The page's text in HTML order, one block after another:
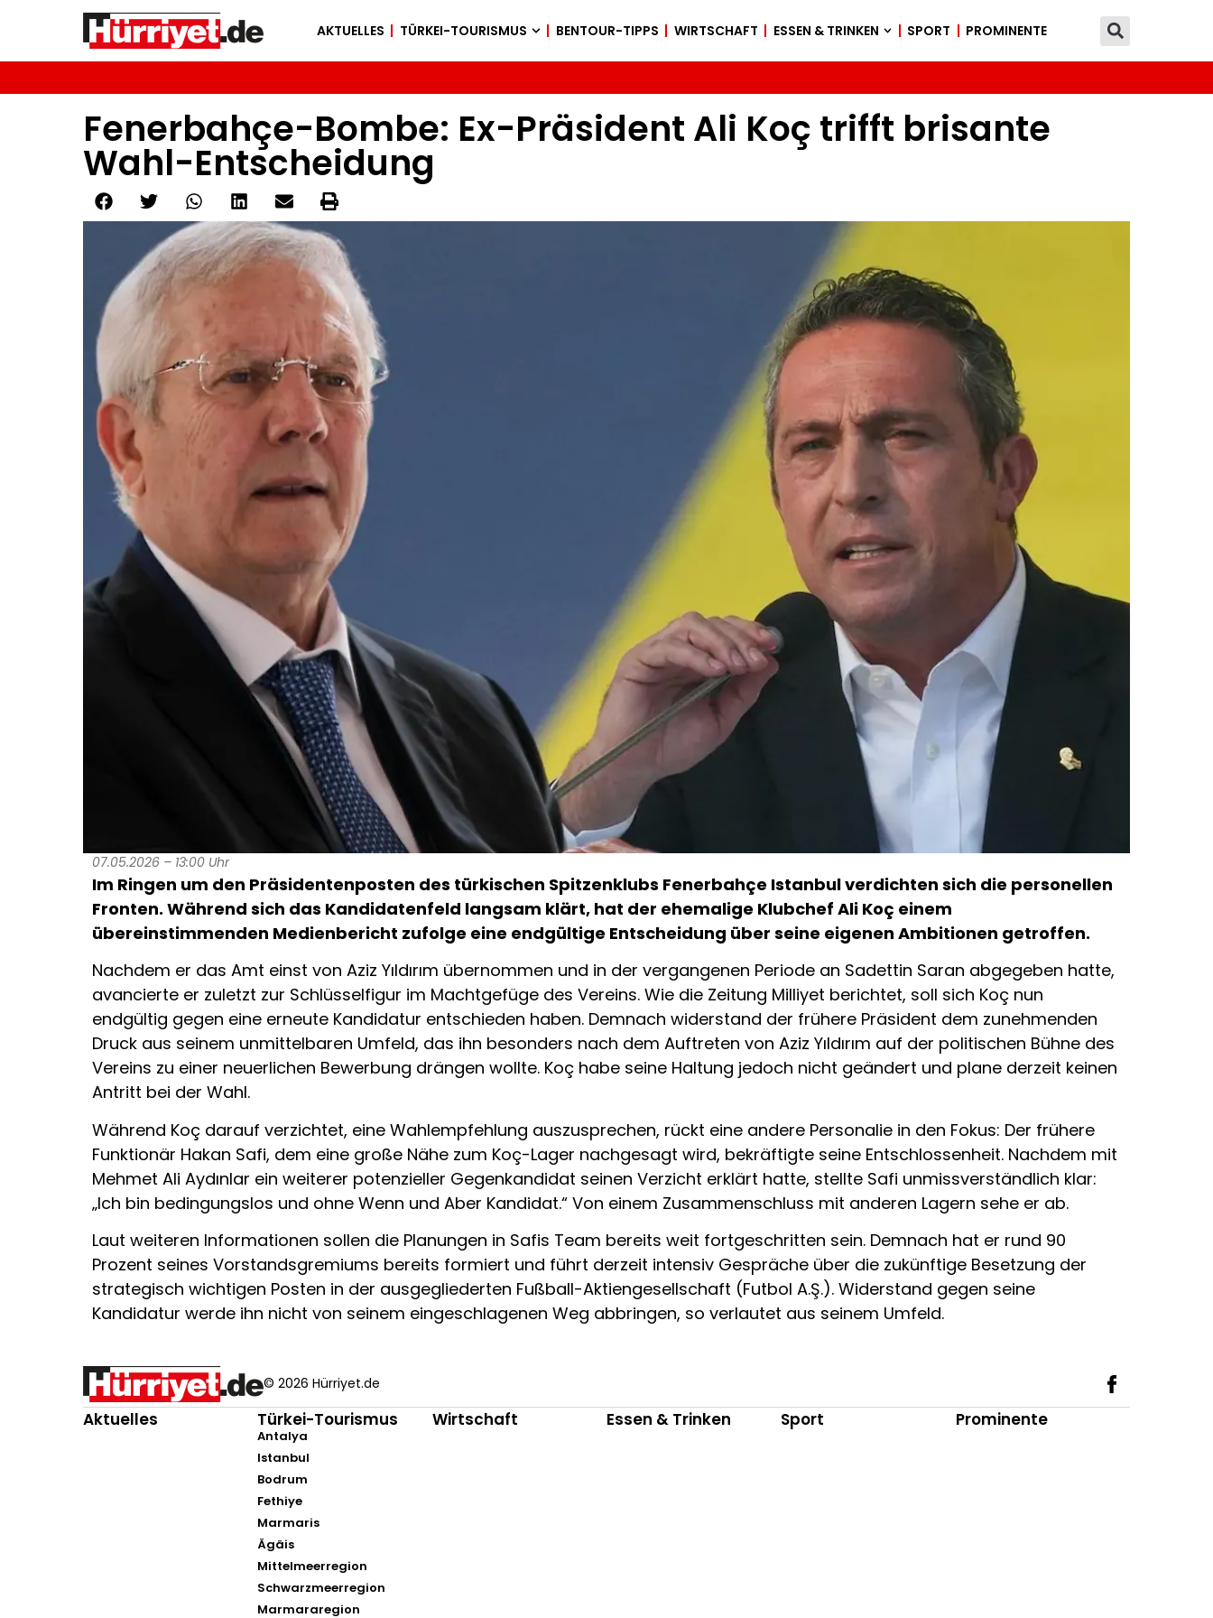
AKTUELLES TÜRKEI-TOURISMUS BENTOUR-TIPPS WIRTSCHAFT ESSEN & TRINKEN SPORT PROMINENTE
Fenerbahçe-Bombe: Ex-Präsident Ali Koç trifft brisante
Wahl-Entscheidung
07.05.2026 – 13:00 Uhr
Im Ringen um den Präsidentenposten des türkischen Spitzenklubs Fenerbahçe Istanbul verdichten sich die personellen
Fronten. Während sich das Kandidatenfeld langsam klärt, hat der ehemalige Klubchef Ali Koç einem
übereinstimmenden Medienbericht zufolge eine endgültige Entscheidung über seine eigenen Ambitionen getroffen.
Nachdem er das Amt einst von Aziz Yıldırım übernommen und in der vergangenen Periode an Sadettin Saran abgegeben hatte,
avancierte er zuletzt zur Schlüsselfigur im Machtgefüge des Vereins. Wie die Zeitung Milliyet berichtet, soll sich Koç nun
endgültig gegen eine erneute Kandidatur entschieden haben. Demnach widerstand der frühere Präsident dem zunehmenden
Druck aus seinem unmittelbaren Umfeld, das ihn besonders nach dem Auftreten von Aziz Yıldırım auf der politischen Bühne des
Vereins zu einer neuerlichen Bewerbung drängen wollte. Koç habe seine Haltung jedoch nicht geändert und plane derzeit keinen
Antritt bei der Wahl.
Während Koç darauf verzichtet, eine Wahlempfehlung auszusprechen, rückt eine andere Personalie in den Fokus: Der frühere
Funktionär Hakan Safi, dem eine große Nähe zum Koç-Lager nachgesagt wird, bekräftigte seine Entschlossenheit. Nachdem mit
Mehmet Ali Aydınlar ein weiterer potenzieller Gegenkandidat seinen Verzicht erklärt hatte, stellte Safi unmissverständlich klar:
„Ich bin bedingungslos und ohne Wenn und Aber Kandidat.“ Von einem Zusammenschluss mit anderen Lagern sehe er ab.
Laut weiteren Informationen sollen die Planungen in Safis Team bereits weit fortgeschritten sein. Demnach hat er rund 90
Prozent seines Vorstandsgremiums bereits formiert und führt derzeit intensiv Gespräche über die zukünftige Besetzung der
strategisch wichtigen Posten in der ausgegliederten Fußball-Aktiengesellschaft (Futbol A.Ş.). Widerstand gegen seine
Kandidatur werde ihn nicht von seinem eingeschlagenen Weg abbringen, so verlautet aus seinem Umfeld.
© 2026 Hürriyet.de
Aktuelles Türkei-Tourismus
Antalya
Istanbul
Bodrum
Fethiye
Marmaris
Ägäis
Mittelmeerregion
Schwarzmeerregion
Marmararegion
Wirtschaft Essen & Trinken Sport Prominente